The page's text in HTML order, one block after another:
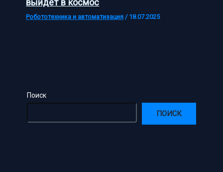
выйдет в космос
Робототехника и автоматизация / 18.07.2025
Поиск
ПОИСК